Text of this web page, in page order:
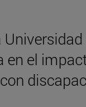
Universidad
en el